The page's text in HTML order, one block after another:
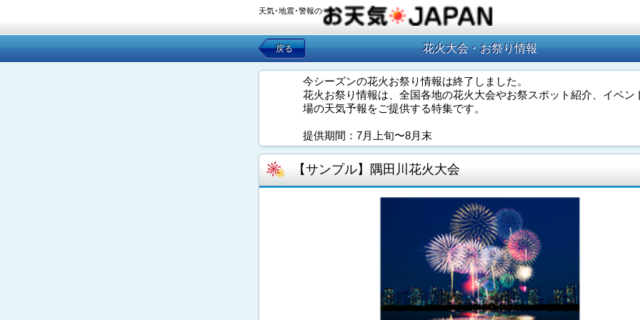
天気･地震･警報の
戻る 花火大会・お祭り情報
今シーズンの花火お祭り情報は終了しました。
花火お祭り情報は、全国各地の花火大会やお祭スポット紹介、イベン
場の天気予報をご提供する特集です。
提供期間：7月上旬〜8月末
【サンプル】隅田川花火大会